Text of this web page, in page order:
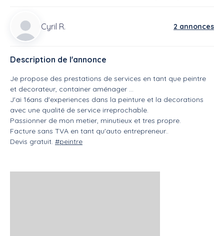
Cyril R. 2 annonces
Description de l'annonce
Je propose des prestations de services en tant que peintre
et decorateur, container aménager ...
J'ai 16ans d'experiences dans la peinture et la decorations
avec une qualité de service irreprochable.
Passionner de mon metier, minutieux et tres propre.
Facture sans TVA en tant qu'auto entrepreneur..
Devis gratuit. #peintre